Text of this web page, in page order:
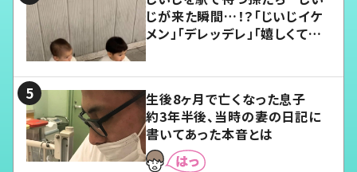
じが来た瞬間…！？「じいじイケ
メン」「デレッデレ」「嬉しくて可
生後8ヶ月で亡くなった息子
約3年半後、当時の妻の日記に
書いてあった本音とは